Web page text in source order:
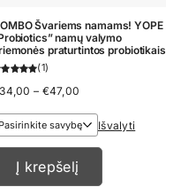
Švariems namams! YOPE
namų valymo
praturtintos probiotikais
1
34,00 – €47,00
€34,00
through
Išvalyti
Į krepšelį